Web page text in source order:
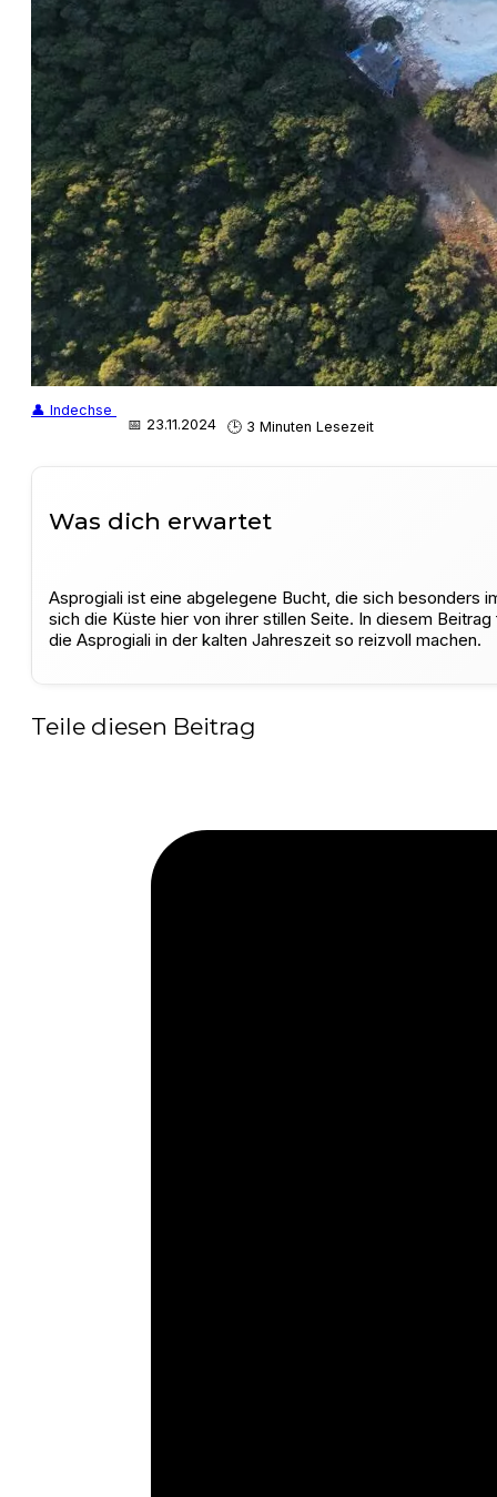
👤 Indechse
📅 23.11.2024
🕒 3 Minuten Lesezeit
Was dich erwartet
Asprogiali ist eine abgelegene Bucht, die sich besonders
sich die Küste hier von ihrer stillen Seite. In diesem
die Asprogiali in der kalten Jahreszeit so reizvoll machen.
Teile diesen Beitrag